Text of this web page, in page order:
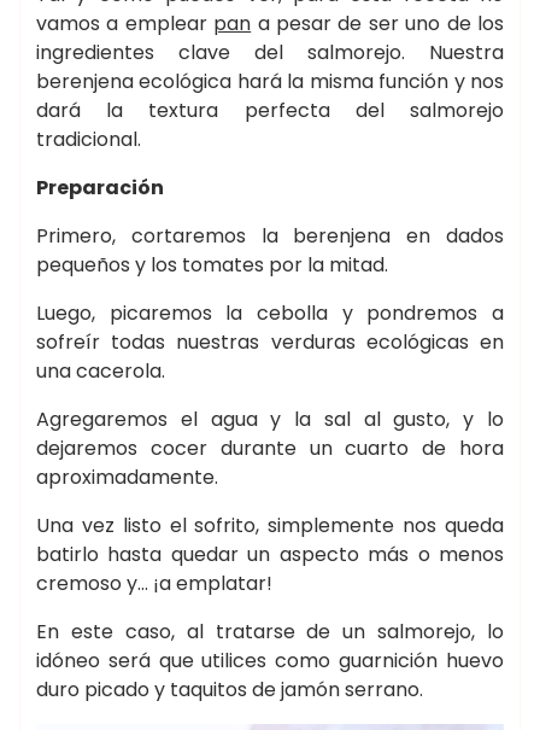
vamos a emplear pan a pesar de ser uno de los
ingredientes clave del salmorejo. Nuestra
berenjena ecológica hará la misma función y nos
dará la textura perfecta del salmorejo
tradicional.
Preparación
Primero, cortaremos la berenjena en dados
pequeños y los tomates por la mitad.
Luego, picaremos la cebolla y pondremos a
sofreír todas nuestras verduras ecológicas en
una cacerola.
Agregaremos el agua y la sal al gusto, y lo
dejaremos cocer durante un cuarto de hora
aproximadamente.
Una vez listo el sofrito, simplemente nos queda
batirlo hasta quedar un aspecto más o menos
cremoso y… ¡a emplatar!
En este caso, al tratarse de un salmorejo, lo
idóneo será que utilices como guarnición huevo
duro picado y taquitos de jamón serrano.